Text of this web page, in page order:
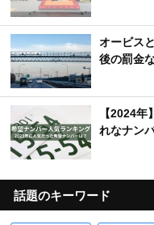
オービス
後の罰金
【2024
れなナン
話題のキーワード